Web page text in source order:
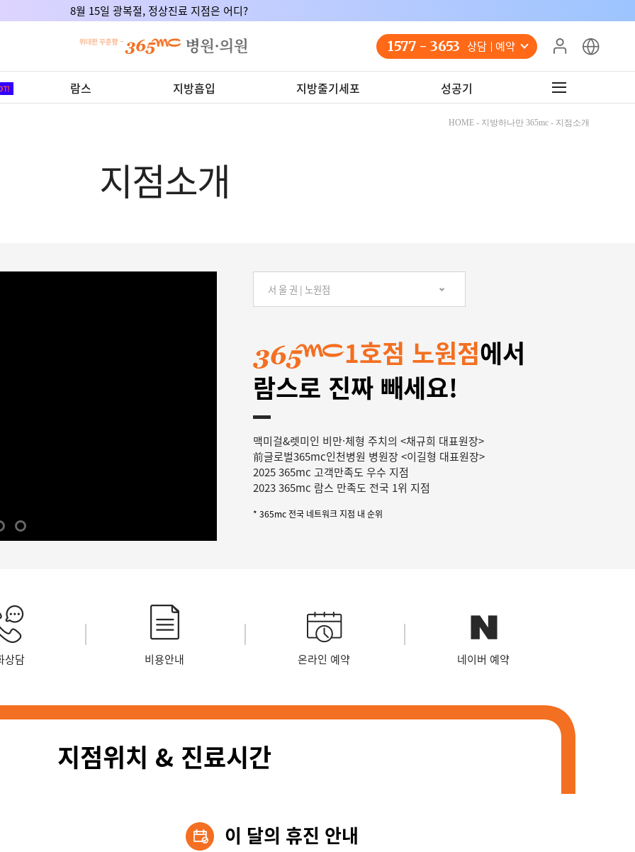
8월 15일 광복절, 정상진료 지점은 어디?
1577 - 3653 상담 예약
람스 지방흡입 지방줄기세포 성공기
HOME - 지방하나만 365mc - 지점소개
지점소개
1호점 노원점에서
람스로 진짜 빼세요!
맥미걸&렛미인 비만·체형 주치의 <채규희 대표원장>
前글로벌365mc인천병원 병원장 <이길형 대표원장>
2025 365mc 고객만족도 우수 지점
2023 365mc 람스 만족도 전국 1위 지점
* 365mc 전국 네트워크 지점 내 순위
상담 비용안내 온라인 예약 네이버 예약
지점위치 & 진료시간
이 달의 휴진 안내